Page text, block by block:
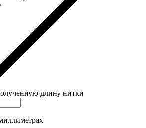
длину нитки